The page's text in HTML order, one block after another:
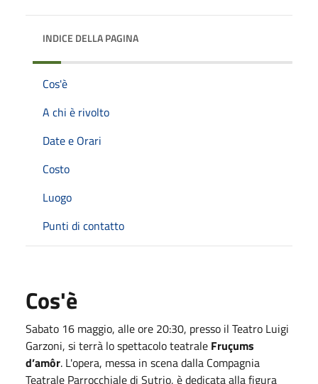
INDICE DELLA PAGINA
Cos'è
A chi è rivolto
Date e Orari
Costo
Luogo
Punti di contatto
Cos'è
Sabato 16 maggio, alle ore 20:30, presso il Teatro Luigi
Garzoni, si terrà lo spettacolo teatrale Fruçums
d’amôr. L'opera, messa in scena dalla Compagnia
Teatrale Parrocchiale di Sutrio, è dedicata alla figura